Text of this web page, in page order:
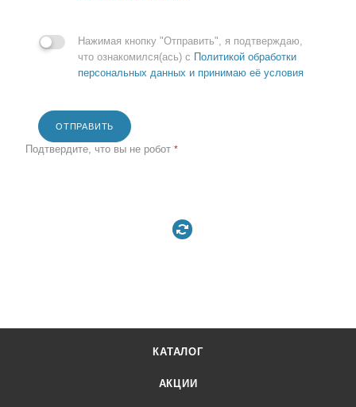
Нажимая кнопку "Отправить", я подтверждаю,
что ознакомился(ась) с Политикой обработки
персональных данных и принимаю её условия
ОТПРАВИТЬ
Подтвердите, что вы не робот *
КАТАЛОГ
АКЦИИ